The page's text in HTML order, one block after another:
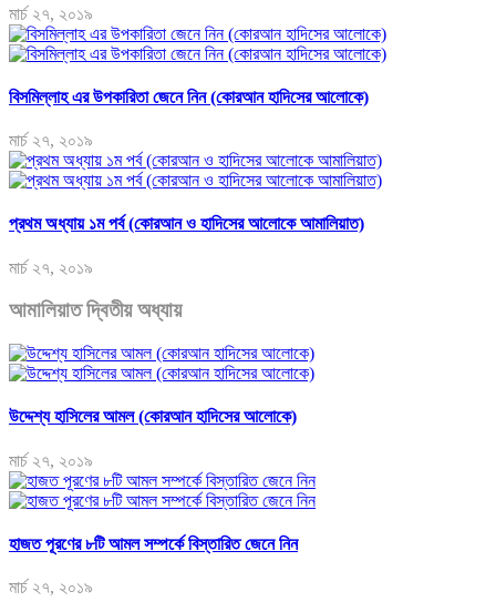
মার্চ ২৭, ২০১৯
বিসমিল্লাহ এর উপকারিতা জেনে নিন (কোরআন হাদিসের আলোকে)
মার্চ ২৭, ২০১৯
প্রথম অধ্যায় ১ম পর্ব (কোরআন ও হাদিসের আলোকে আমালিয়াত)
মার্চ ২৭, ২০১৯
আমালিয়াত দ্বিতীয় অধ্যায়
উদ্দেশ্য হাসিলের আমল (কোরআন হাদিসের আলোকে)
মার্চ ২৭, ২০১৯
হাজত পূরণের ৮টি আমল সম্পর্কে বিস্তারিত জেনে নিন
মার্চ ২৭, ২০১৯